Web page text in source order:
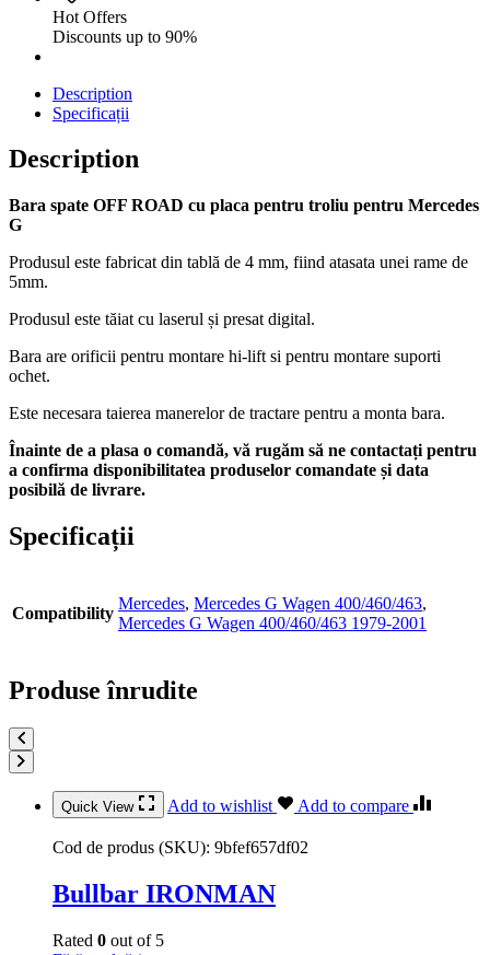
Hot Offers
Discounts up to 90%
Description
Specificații
Description
Bara spate OFF ROAD cu placa pentru troliu pentru Mercedes
G
Produsul este fabricat din tablă de 4 mm, fiind atasata unei rame de
5mm.
Produsul este tăiat cu laserul și presat digital.
Bara are orificii pentru montare hi-lift si pentru montare suporti
ochet.
Este necesara taierea manerelor de tractare pentru a monta bara.
Înainte de a plasa o comandă, vă rugăm să ne contactați pentru
a confirma disponibilitatea produselor comandate și data
posibilă de livrare.
Specificații
Compatibility
Mercedes, Mercedes G Wagen 400/460/463,
Mercedes G Wagen 400/460/463 1979-2001
Produse înrudite
Quick View Add to wishlist Add to compare
Cod de produs (SKU): 9bfef657df02
Bullbar IRONMAN
Rated 0 out of 5